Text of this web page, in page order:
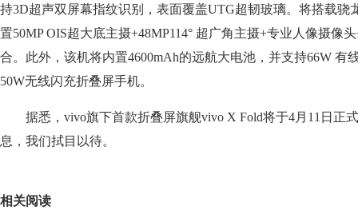
持3D超声双屏幕指纹识别，表面覆盖UTG超韧玻璃。将搭载骁
置50MP OIS超大底主摄+48MP114° 超广角主摄+专业人像摄像
合。此外，该机将内置4600mAh的远航大电池，并支持66W 有
50W无线闪充折叠屏手机。
据悉，vivo旗下首款折叠屏旗舰vivo X Fold将于4月11日正
息，我们拭目以待。
相关阅读